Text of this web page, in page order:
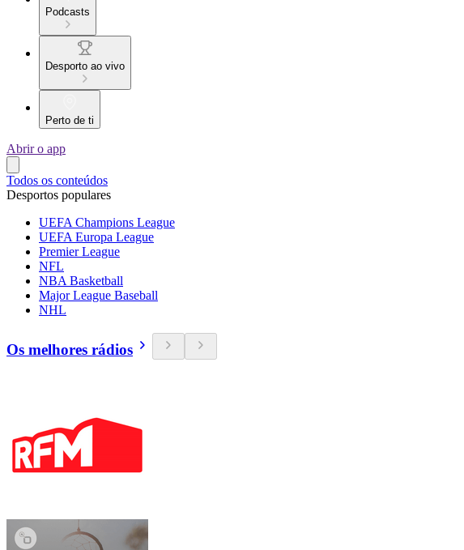
Podcasts
Desporto ao vivo
Perto de ti
Abrir o app
Todos os conteúdos
Desportos populares
UEFA Champions League
UEFA Europa League
Premier League
NFL
NBA Basketball
Major League Baseball
NHL
Os melhores rádios